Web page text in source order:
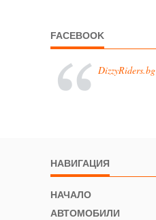
FACEBOOK
DizzyRiders.bg
НАВИГАЦИЯ
НАЧАЛО
АВТОМОБИЛИ